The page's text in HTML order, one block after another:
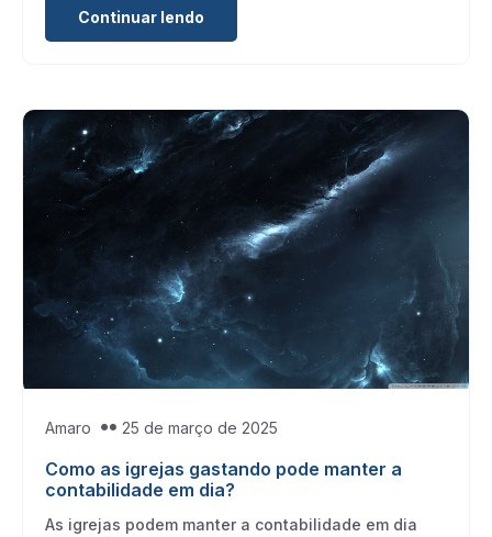
Continuar lendo
Amaro 25 de março de 2025
Como as igrejas gastando pode manter a
contabilidade em dia?
As igrejas podem manter a contabilidade em dia